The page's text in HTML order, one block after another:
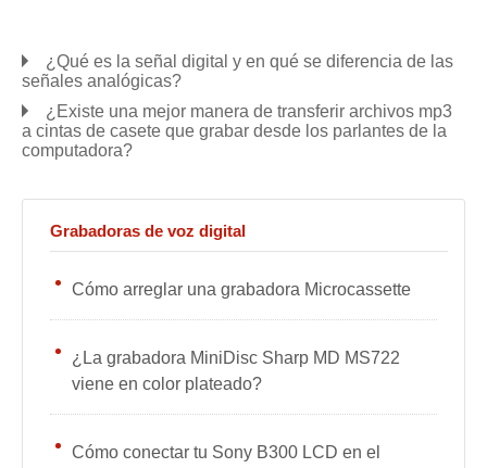
¿Qué es la señal digital y en qué se diferencia de las
señales analógicas?
¿Existe una mejor manera de transferir archivos mp3
a cintas de casete que grabar desde los parlantes de la
computadora?
Grabadoras de voz digital
Cómo arreglar una grabadora Microcassette
¿La grabadora MiniDisc Sharp MD MS722
viene en color plateado?
Cómo conectar tu Sony B300 LCD en el